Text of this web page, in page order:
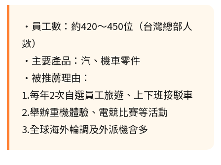
•員工數：約420～450位（台灣總部人
數）
•主要產品：汽、機車零件
•被推薦理由：
1.每年2次自選員工旅遊、上下班接駁車
2.舉辦重機體驗、電競比賽等活動
3.全球海外輪調及外派機會多